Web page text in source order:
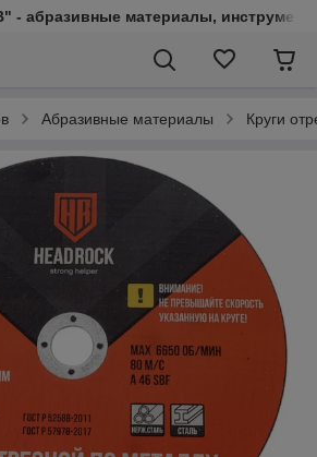
абразивные материалы, инструмент,
Абразивные материалы Круги